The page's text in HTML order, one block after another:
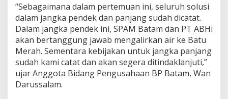
a
r
a
k
a
t
“Sebagaimana dalam pertemuan ini, seluruh solusi
dalam jangka pendek dan panjang sudah dicatat.
Dalam jangka pendek ini, SPAM Batam dan PT ABHi
akan bertanggung jawab mengalirkan air ke Batu
Merah. Sementara kebijakan untuk jangka panjang
sudah kami catat dan akan segera ditindaklanjuti,”
ujar Anggota Bidang Pengusahaan BP Batam, Wan
Darussalam.